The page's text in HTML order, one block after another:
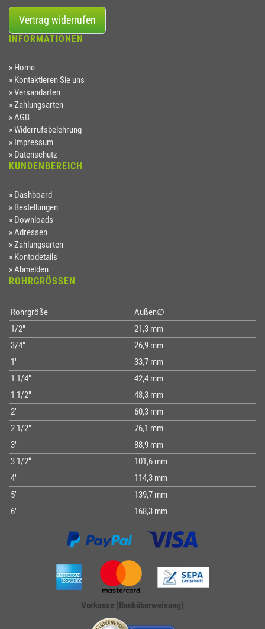
Vertrag widerrufen
INFORMATIONEN
Home
Kontaktieren Sie uns
Versandarten
Zahlungsarten
AGB
Widerrufsbelehrung
Impressum
Datenschutz
KUNDENBEREICH
Dashboard
Bestellungen
Downloads
Adressen
Zahlungsarten
Kontodetails
Abmelden
ROHRGRÖSSEN
Rohrgröße
Außen∅
1/2"
21,3 mm
3/4"
26,9 mm
1"
33,7 mm
1 1/4"
42,4 mm
1 1/2"
48,3 mm
2"
60,3 mm
2 1/2"
76,1 mm
3"
88,9 mm
3 1/2“
101,6 mm
4"
114,3 mm
5"
139,7 mm
6"
168,3 mm
Vorkasse (Banküberweisung)